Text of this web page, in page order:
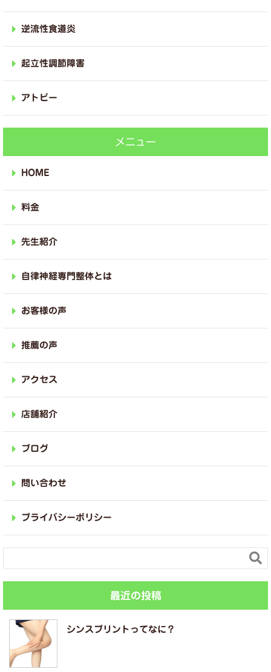
逆流性食道炎
起立性調節障害
アトピー
メニュー
HOME
料金
先生紹介
自律神経専門整体とは
お客様の声
推薦の声
アクセス
店舗紹介
ブログ
問い合わせ
プライバシーポリシー

最近の投稿
シンスプリントってなに？